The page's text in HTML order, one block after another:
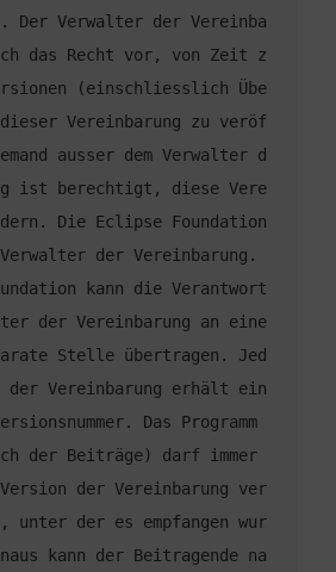
Der Verwalter der Vereinba
das Recht vor, von Zeit z
(einschliesslich Übe
Vereinbarung zu veröf
ausser dem Verwalter d
ist berechtigt, diese Vere
Die Eclipse Foundation
der Vereinbarung.
kann die Verantwort
der Vereinbarung an eine
Stelle übertragen. Jed
der Vereinbarung erhält ein
Das Programm
der Beiträge) darf immer
der Vereinbarung ver
unter der es empfangen wur
kann der Beitragende na